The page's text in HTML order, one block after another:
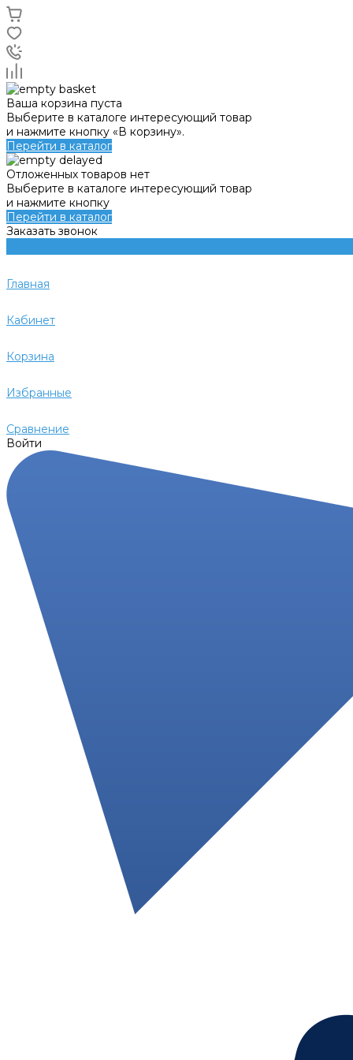
Ваша корзина пуста
Выберите в каталоге интересующий товар
и нажмите кнопку «В корзину».
Перейти в каталог
Отложенных товаров нет
Выберите в каталоге интересующий товар
и нажмите кнопку
Перейти в каталог
Заказать звонок
Главная
Кабинет
Корзина
Избранные
Сравнение
Войти